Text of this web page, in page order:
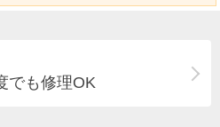
でも修理OK